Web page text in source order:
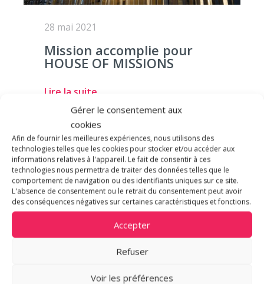
Gérer le consentement aux
cookies
Afin de fournir les meilleures expériences, nous utilisons des
technologies telles que les cookies pour stocker et/ou accéder aux
informations relatives à l'appareil. Le fait de consentir à ces
technologies nous permettra de traiter des données telles que le
comportement de navigation ou des identifiants uniques sur ce site.
L'absence de consentement ou le retrait du consentement peut avoir
des conséquences négatives sur certaines caractéristiques et fonctions.
Accepter
Refuser
Voir les préférences
28 mai 2021
Mission accomplie pour
HOUSE OF MISSIONS
Lire la suite
ACTUALITÉ